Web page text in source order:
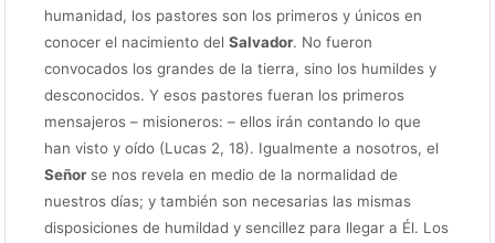
humanidad, los pastores son los primeros y únicos en
conocer el nacimiento delSalvador. No fueron
convocados los grandes de la tierra, sino los humildes y
desconocidos. Y esos pastores fueran los primeros
mensajeros – misioneros: – ellos irán contando lo que
han visto y oído (Lucas 2, 18). Igualmente a nosotros, el
Señorse nos revela en medio de la normalidad de
nuestros días; y también son necesarias las mismas
disposiciones de humildad y sencillez para llegar a Él. Los